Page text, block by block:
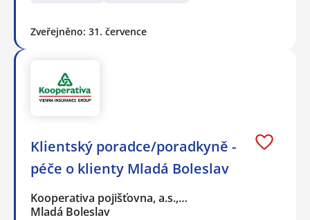
Zveřejněno: 31. července
Klientský poradce/poradkyně -
péče o klienty Mladá Boleslav
Kooperativa pojišťovna, a.s.,…
Mladá Boleslav